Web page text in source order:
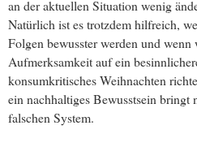
an der aktuellen Situation wenig
Natürlich ist es trotzdem hilfreich,
Folgen bewusster werden und wenn
Aufmerksamkeit auf ein
konsumkritisches Weihnachten
ein nachhaltiges Bewusstsein bringt
falschen System.